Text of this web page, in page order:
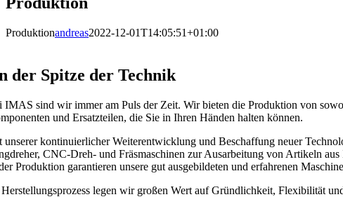
Produktionandreas2022-12-01T14:05:51+01:00
der Spitze der Technik
IMAS sind wir immer am Puls der Zeit. Wir bieten die Produktion von
und Ersatzteilen, die Sie in Ihren Händen halten können.
unserer kontinuierlicher Weiterentwicklung und Beschaffung neuer
CNC-Dreh- und Fräsmaschinen zur Ausarbeitung von Artikeln
Produktion garantieren unsere gut ausgebildeten und erfahrenen
legen wir großen Wert auf Gründlichkeit, Flexibilität